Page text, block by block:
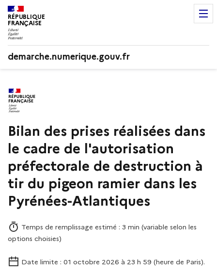
RÉPUBLIQUE
FRANÇAISE
demarche.numerique.gouv.fr
Bilan des prises réalisées dans
le cadre de l'autorisation
préfectorale de destruction à
tir du pigeon ramier dans les
Pyrénées-Atlantiques
Temps de remplissage estimé : 3 min (variable selon les
options choisies)
Date limite : 01 octobre 2026 à 23 h 59 (heure de Paris).